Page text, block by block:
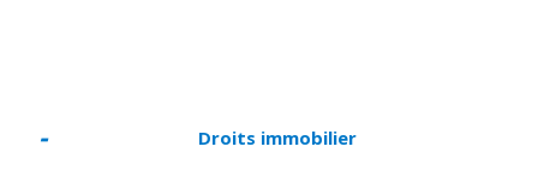
Droits immobilier